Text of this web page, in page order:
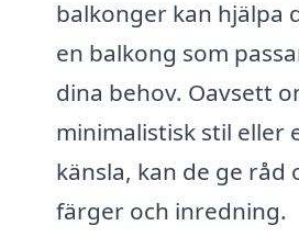
balkonger kan hjälpa
en balkong som
dina behov. Oavsett
minimalistisk stil eller
känsla, kan de ge råd
färger och inredning.